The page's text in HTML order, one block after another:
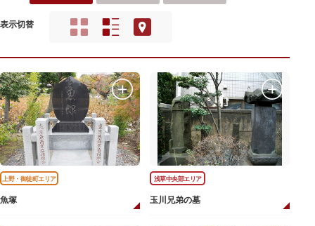
表示切替
上野・御徒町エリア
魚塚
浅草中央部エリア
玉川兄弟の墓